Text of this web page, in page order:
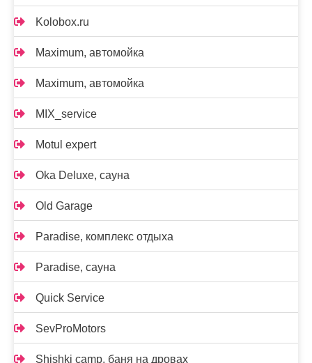
Kolobox.ru
Maximum, автомойка
Maximum, автомойка
MIX_service
Motul expert
Oka Deluxe, сауна
Old Garage
Paradise, комплекс отдыха
Paradise, сауна
Quick Service
SevProMotors
Shishki camp, баня на дровах